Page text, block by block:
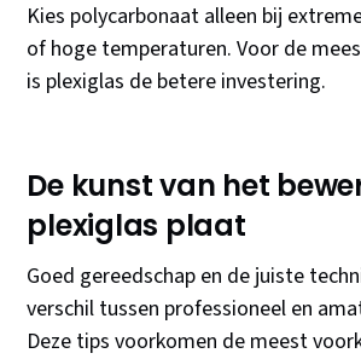
Kies polycarbonaat alleen bij
of hoge temperaturen. Voor de
is plexiglas de betere investering.
De kunst van het
plexiglas plaat
Goed gereedschap en de juiste
verschil tussen professioneel en
Deze tips voorkomen de meest